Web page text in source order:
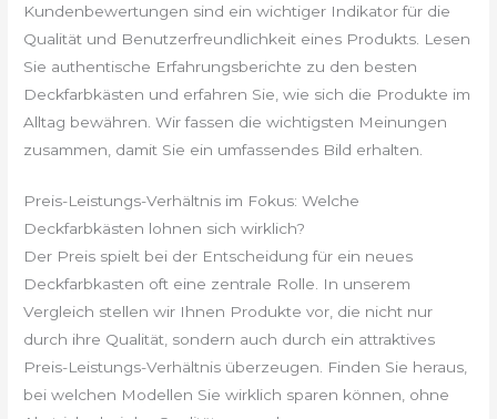
Kundenbewertungen sind ein wichtiger Indikator für die
Qualität und Benutzerfreundlichkeit eines Produkts. Lesen
Sie authentische Erfahrungsberichte zu den besten
Deckfarbkästen und erfahren Sie, wie sich die Produkte im
Alltag bewähren. Wir fassen die wichtigsten Meinungen
zusammen, damit Sie ein umfassendes Bild erhalten.
Preis-Leistungs-Verhältnis im Fokus: Welche
Deckfarbkästen lohnen sich wirklich?
Der Preis spielt bei der Entscheidung für ein neues
Deckfarbkasten oft eine zentrale Rolle. In unserem
Vergleich stellen wir Ihnen Produkte vor, die nicht nur
durch ihre Qualität, sondern auch durch ein attraktives
Preis-Leistungs-Verhältnis überzeugen. Finden Sie heraus,
bei welchen Modellen Sie wirklich sparen können, ohne